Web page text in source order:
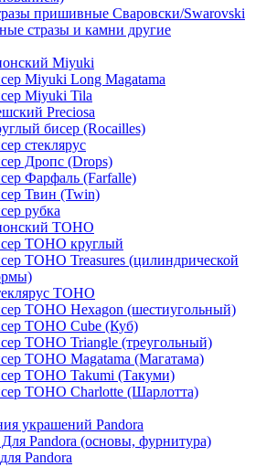
пришивные Сваровски/Swarovski
стразы и камни другие
Miyuki
Miyuki Long Magatama
Miyuki Tila
Preciosa
бисер (Rocailles)
стеклярус
Дропс (Drops)
Фарфаль (Farfalle)
Твин (Twin)
рубка
TOHO
TOHO круглый
TOHO Treasures (цилиндрической
TOHO
TOHO Hexagon (шестиугольный)
TOHO Cube (Куб)
TOHO Triangle (треугольный)
TOHO Magatama (Магатама)
TOHO Takumi (Такуми)
TOHO Charlotte (Шарлотта)
украшений Pandora
Pandora (основы, фурнитура)
Pandora